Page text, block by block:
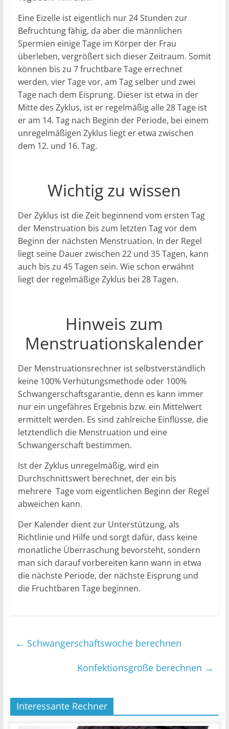
Eine Eizelle ist eigentlich nur 24 Stunden zur
Befruchtung fähig, da aber die männlichen
Spermien einige Tage im Körper der Frau
überleben, vergrößert sich dieser Zeitraum. Somit
können bis zu 7 fruchtbare Tage errechnet
werden, vier Tage vor, am Tag selber und zwei
Tage nach dem Eisprung. Dieser ist etwa in der
Mitte des Zyklus, ist er regelmäßig alle 28 Tage ist
er am 14. Tag nach Beginn der Periode, bei einem
unregelmäßigen Zyklus liegt er etwa zwischen
dem 12. und 16. Tag.
Wichtig zu wissen
Der Zyklus ist die Zeit beginnend vom ersten Tag
der Menstruation bis zum letzten Tag vor dem
Beginn der nächsten Menstruation. In der Regel
liegt seine Dauer zwischen 22 und 35 Tagen, kann
auch bis zu 45 Tagen sein. Wie schon erwähnt
liegt der regelmäßige Zyklus bei 28 Tagen.
Hinweis zum
Menstruationskalender
Der Menstruationsrechner ist selbstverständlich
keine 100% Verhütungsmethode oder 100%
Schwangerschaftsgarantie, denn es kann immer
nur ein ungefähres Ergebnis bzw. ein Mittelwert
ermittelt werden. Es sind zahlreiche Einflüsse, die
letztendlich die Menstruation und eine
Schwangerschaft bestimmen.
Ist der Zyklus unregelmäßig, wird ein
Durchschnittswert berechnet, der ein bis
mehrere Tage vom eigentlichen Beginn der Regel
abweichen kann.
Der Kalender dient zur Unterstützung, als
Richtlinie und Hilfe und sorgt dafür, dass keine
monatliche Überraschung bevorsteht, sondern
man sich darauf vorbereiten kann wann in etwa
die nächste Periode, der nächste Eisprung und
die Fruchtbaren Tage beginnen.
← Schwangerschaftswoche berechnen
Konfektionsgröße berechnen →
Interessante Rechner